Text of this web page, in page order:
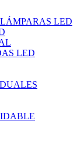
LED
LED